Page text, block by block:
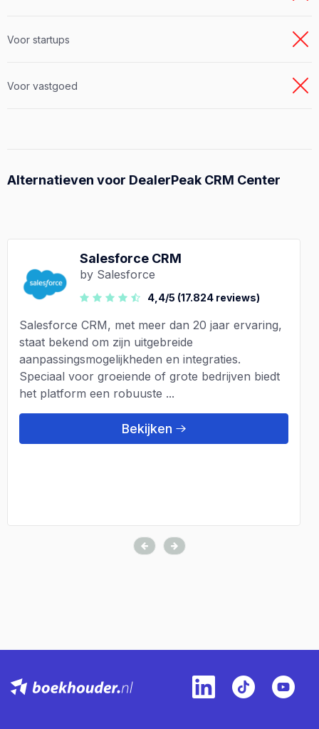
Voor startups
Voor vastgoed
Alternatieven voor DealerPeak CRM Center
Salesforce CRM
by Salesforce
4,4/5 (17.824 reviews)
Salesforce CRM, met meer dan 20 jaar ervaring,
staat bekend om zijn uitgebreide
aanpassingsmogelijkheden en integraties.
Speciaal voor groeiende of grote bedrijven biedt
het platform een robuuste ...
Bekijken